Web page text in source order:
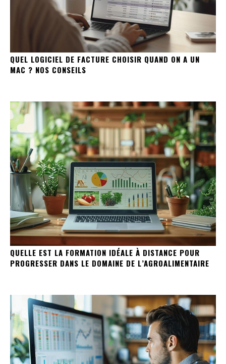
QUEL LOGICIEL DE FACTURE CHOISIR QUAND ON A UN
MAC ? NOS CONSEILS
QUELLE EST LA FORMATION IDÉALE À DISTANCE POUR
PROGRESSER DANS LE DOMAINE DE L’AGROALIMENTAIRE